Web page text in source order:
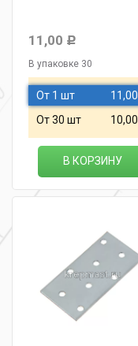
11,00 Р
В упаковке 30
От 1 шт 11,00
От 30 шт 10,00
В КОРЗИНУ